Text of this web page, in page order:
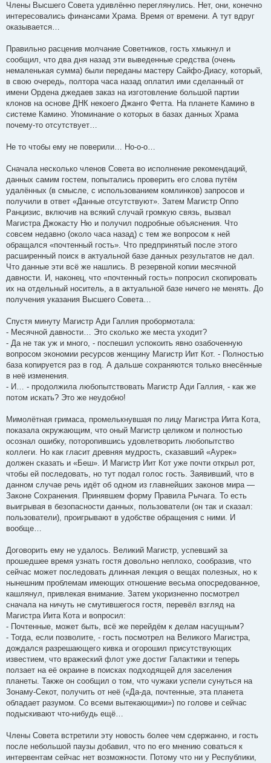
Члены Высшего Совета удивлённо переглянулись. Нет, они, конечно
интересовались финансами Храма. Время от времени. А тут вдруг
оказывается…
Правильно расценив молчание Советников, гость хмыкнул и
сообщил, что два дня назад эти выведенные средства (очень
немаленькая сумма) были переданы мастеру Сайфо-Диасу, который,
в свою очередь, полтора часа назад оплатил ими сделанный от
имени Ордена джедаев заказ на изготовление большой партии
клонов на основе ДНК некоего Джанго Фетта. На планете Камино в
системе Камино. Упоминание о которых в базах данных Храма
почему-то отсутствует…
Не то чтобы ему не поверили… Но-о-о…
Сначала несколько членов Совета во исполнение рекомендаций,
данных самим гостем, попытались проверить его слова путём
удалённых (в смысле, с использованием комлинков) запросов и
получили в ответ «Данные отсутствуют». Затем Магистр Оппо
Ранцизис, включив на всякий случай громкую связь, вызвал
Магистра Джокасту Ню и получил подробные объяснения. Что
совсем недавно (около часа назад) с тем же вопросом к ней
обращался «почтенный гость». Что предпринятый после этого
расширенный поиск в актуальной базе данных результатов не дал.
Что данные эти всё же нашлись. В резервной копии месячной
давности. И, наконец, что «почтенный гость» попросил скопировать
их на отдельный носитель, а в актуальной базе ничего не менять. До
получения указания Высшего Совета…
Спустя минуту Магистр Ади Галлия пробормотала:
- Месячной давности… Это сколько же места уходит?
- Да не так уж и много, - поспешил успокоить явно озабоченную
вопросом экономии ресурсов женщину Магистр Иит Кот. - Полностью
база копируется раз в год. А дальше сохраняются только внесённые
в неё изменения.
- И… - продолжила любопытствовать Магистр Ади Галлия, - как же
потом искать? Это же неудобно!
Мимолётная гримаса, промелькнувшая по лицу Магистра Иита Кота,
показала окружающим, что оный Магистр целиком и полностью
осознал ошибку, поторопившись удовлетворить любопытство
коллеги. Но как гласит древняя мудрость, сказавший «Аурек»
должен сказать и «Беш». И Магистр Иит Кот уже почти открыл рот,
чтобы ей последовать, но тут подал голос гость. Заявивший, что в
данном случае речь идёт об одном из главнейших законов мира —
Законе Сохранения. Принявшем форму Правила Рычага. То есть
выигрывая в безопасности данных, пользователи (он так и сказал:
пользователи), проигрывают в удобстве обращения с ними. И
вообще…
Договорить ему не удалось. Великий Магистр, успевший за
прошедшее время узнать гостя довольно неплохо, сообразив, что
сейчас может последовать длинная лекция о вещах полезных, но к
нынешним проблемам имеющих отношение весьма опосредованное,
кашлянул, привлекая внимание. Затем укоризненно посмотрел
сначала на ничуть не смутившегося гостя, перевёл взгляд на
Магистра Иита Кота и вопросил:
- Почтенные, может быть, всё же перейдём к делам насущным?
- Тогда, если позволите, - гость посмотрел на Великого Магистра,
дождался разрешающего кивка и огорошил присутствующих
известием, что вражеский флот уже достиг Галактики и теперь
ползает на её окраине в поисках подходящей для заселения
планеты. Также он сообщил о том, что чужаки успели сунуться на
Зонаму-Секот, получить от неё («Да-да, почтенные, эта планета
обладает разумом. Со всеми вытекающими») по голове и сейчас
подыскивают что-нибудь ещё…
Члены Совета встретили эту новость более чем сдержанно, и гость
после небольшой паузы добавил, что по его мнению соваться к
интервентам сейчас нет возможности. Потому что ни у Республики,